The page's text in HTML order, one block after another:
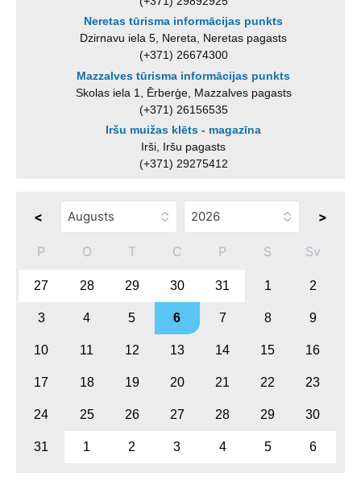
Neretas tūrisma informācijas punkts
Dzirnavu iela 5, Nereta, Neretas pagasts
(+371) 26674300
Mazzalves tūrisma informācijas punkts
Skolas iela 1, Ērberģe, Mazzalves pagasts
(+371) 26156535
Iršu muižas klēts - magazīna
Irši, Iršu pagasts
(+371) 29275412
< >
P O T C P S Sv
27 28 29 30 31 1 2
3 4 5 6 7 8 9
10 11 12 13 14 15 16
17 18 19 20 21 22 23
24 25 26 27 28 29 30
31 1 2 3 4 5 6